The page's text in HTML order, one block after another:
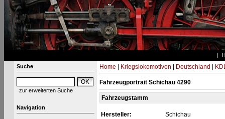
Suche
zur erweiterten Suche
Navigation
Home Kriegslokomotiven Deutschland
Fahrzeugportrait Schichau 4290
Fahrzeugstamm
Hersteller:
Schichau